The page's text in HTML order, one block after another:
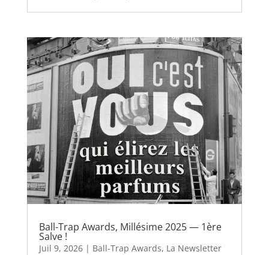
Ball-Trap Awards, Millésime 2025 — 1ère
Salve !
Juil 9, 2026| Ball-Trap Awards, La Newsletter